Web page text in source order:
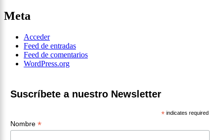
Meta
Acceder
Feed de entradas
Feed de comentarios
WordPress.org
Suscríbete a nuestro Newsletter
* indicates required
Nombre *